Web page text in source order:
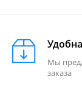
Мы
заказа